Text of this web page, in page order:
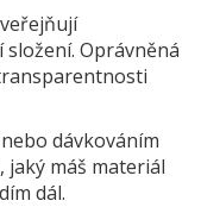
Oprávněná
dávkováním
máš materiál
dál.